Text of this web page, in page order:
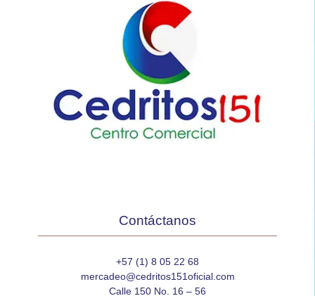
Contáctanos
+57 (1) 8 05 22 68
mercadeo@cedritos151oficial.com
Calle 150 No. 16 – 56